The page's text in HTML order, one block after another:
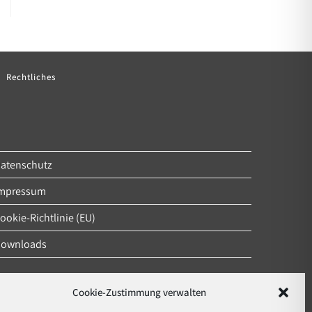
Cookie-Zustimmung verwalten
Rechtliches
Richtlinie (EU)